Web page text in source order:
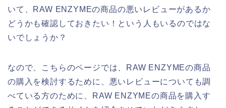
いて、RAW ENZYMEの商品の悪いレビューがあるか
どうかも確認しておきたい！という人もいるのではな
いでしょうか？
なので、こちらのページでは、RAW ENZYMEの商品
の購入を検討するために、悪いレビューについても調
べている方のために、RAW ENZYMEの商品を購入す